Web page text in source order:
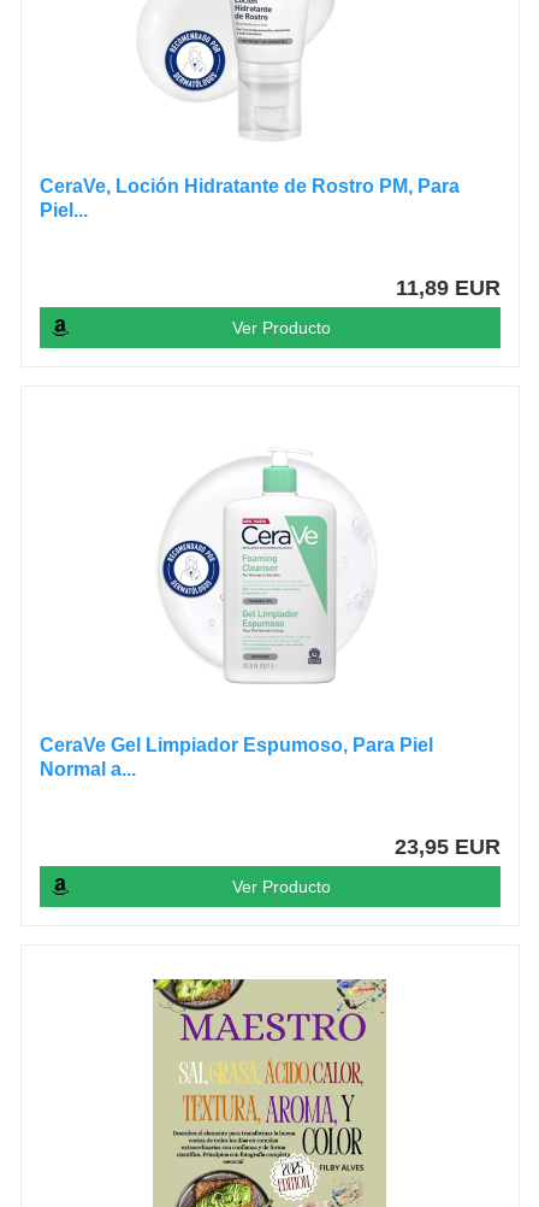
CeraVe, Loción Hidratante de Rostro PM, Para
Piel...
11,89 EUR
Ver Producto
CeraVe Gel Limpiador Espumoso, Para Piel
Normal a...
23,95 EUR
Ver Producto